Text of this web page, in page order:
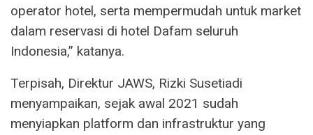
operator hotel, serta mempermudah untuk market
dalam reservasi di hotel Dafam seluruh
Indonesia,” katanya.
Terpisah, Direktur JAWS, Rizki Susetiadi
menyampaikan, sejak awal 2021 sudah
menyiapkan platform dan infrastruktur yang